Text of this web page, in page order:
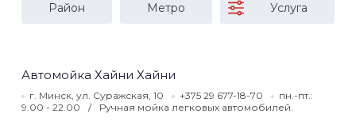
Район Метро Услуга
Автомойка Хайни Хайни
г. Минск, ул. Суражская, 10 +375 29 677-18-70
пн.-пт.:
9.00 - 22.00
Ручная мойка легковых автомобилей.